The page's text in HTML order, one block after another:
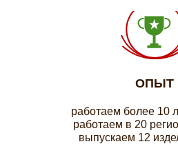
ОПЫТ
работаем более 10
работаем в 20
выпускаем 12